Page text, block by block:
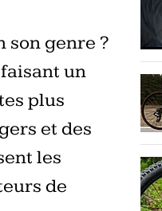
son genre ?
un
plus
et des
les
de